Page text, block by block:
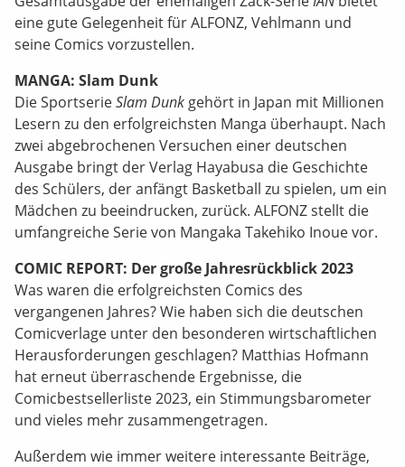
eine gute Gelegenheit für ALFONZ, Vehlmann und
seine Comics vorzustellen.
MANGA: Slam Dunk
Die SportserieSlam Dunk gehört in Japan mit Millionen
Lesern zu den erfolgreichsten Manga überhaupt. Nach
zwei abgebrochenen Versuchen einer deutschen
Ausgabe bringt der Verlag Hayabusa die Geschichte
des Schülers, der anfängt Basketball zu spielen, um ein
Mädchen zu beeindrucken, zurück. ALFONZ stellt die
umfangreiche Serie von Mangaka Takehiko Inoue vor.
COMIC REPORT: Der große Jahresrückblick 2023
Was waren die erfolgreichsten Comics des
vergangenen Jahres? Wie haben sich die deutschen
Comicverlage unter den besonderen wirtschaftlichen
Herausforderungen geschlagen? Matthias Hofmann
hat erneut überraschende Ergebnisse, die
Comicbestsellerliste 2023, ein Stimmungsbarometer
und vieles mehr zusammengetragen.
Außerdem wie immer weitere interessante Beiträge,